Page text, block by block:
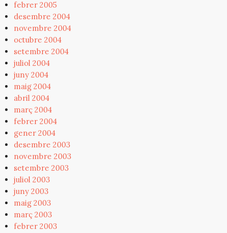
febrer 2005
desembre 2004
novembre 2004
octubre 2004
setembre 2004
juliol 2004
juny 2004
maig 2004
abril 2004
març 2004
febrer 2004
gener 2004
desembre 2003
novembre 2003
setembre 2003
juliol 2003
juny 2003
maig 2003
març 2003
febrer 2003